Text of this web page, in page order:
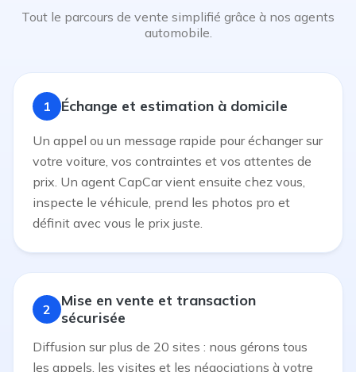
Tout le parcours de vente simplifié grâce à nos agents
automobile.
1 Échange et estimation à domicile
Un appel ou un message rapide pour échanger sur
votre voiture, vos contraintes et vos attentes de
prix. Un agent CapCar vient ensuite chez vous,
inspecte le véhicule, prend les photos pro et
définit avec vous le prix juste.
2
Mise en vente et transaction
sécurisée
Diffusion sur plus de 20 sites : nous gérons tous
les appels, les visites et les négociations à votre